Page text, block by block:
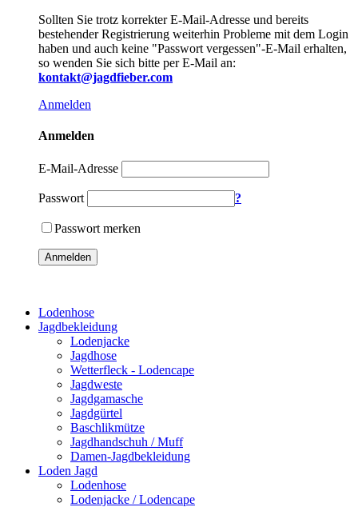
Sollten Sie trotz korrekter E-Mail-Adresse und bereits
bestehender Registrierung weiterhin Probleme mit dem Login
haben und auch keine "Passwort vergessen"-E-Mail erhalten,
so wenden Sie sich bitte per E-Mail an:
kontakt@jagdfieber.com
Anmelden
Anmelden
E-Mail-Adresse
Passwort ?
Passwort merken
Anmelden
Lodenhose
Jagdbekleidung
Lodenjacke
Jagdhose
Wetterfleck - Lodencape
Jagdweste
Jagdgamasche
Jagdgürtel
Baschlikmütze
Jagdhandschuh / Muff
Damen-Jagdbekleidung
Loden Jagd
Lodenhose
Lodenjacke / Lodencape